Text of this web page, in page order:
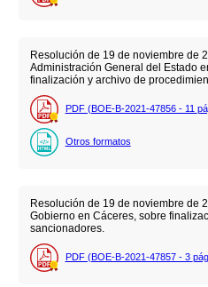
Resolución de 19 de noviembre de
Administración General del Estado
finalización y archivo de
PDF (BOE-B-2021-47856 - 11
Otros formatos
Resolución de 19 de noviembre de
Gobierno en Cáceres, sobre
sancionadores.
PDF (BOE-B-2021-47857 - 3